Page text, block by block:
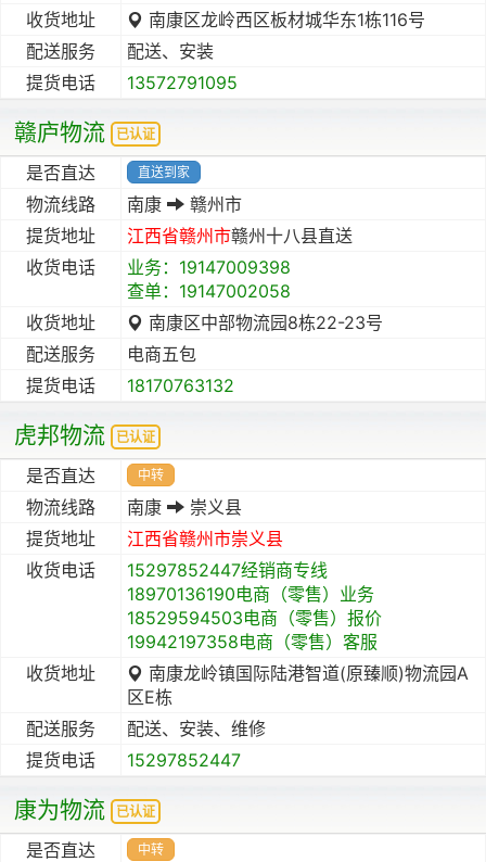
收货地址
南康区龙岭西区板材城华东1栋116号
配送服务
配送、安装
提货电话
13572791095
赣庐物流 已认证
是否直达 直送到家
物流线路 南康
赣州市
提货地址
江西省赣州市赣州十八县直送
收货电话
业务：19147009398
查单：19147002058
收货地址
南康区中部物流园8栋22-23号
配送服务
电商五包
提货电话
18170763132
虎邦物流 已认证
是否直达 中转
物流线路 南康
崇义县
提货地址
江西省赣州市崇义县
收货电话
15297852447经销商专线
18970136190电商（零售）业务
18529594503电商（零售）报价
19942197358电商（零售）客服
收货地址
南康龙岭镇国际陆港智道(原臻顺)物流园A
区E栋
配送服务
配送、安装、维修
提货电话
15297852447
康为物流 已认证
是否直达 中转